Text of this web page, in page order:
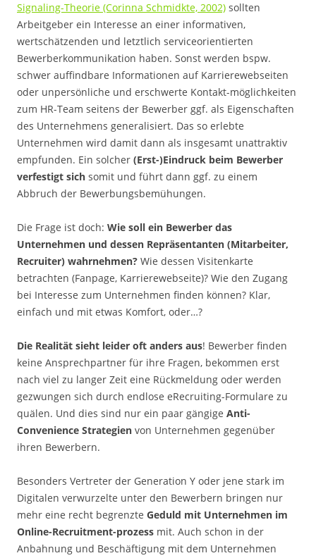
Signaling-Theorie (Corinna Schmidkte, 2002) sollten
Arbeitgeber ein Interesse an einer informativen,
wertschätzenden und letztlich serviceorientierten
Bewerberkommunikation haben. Sonst werden bspw.
schwer auffindbare Informationen auf Karrierewebseiten
oder unpersönliche und erschwerte Kontakt-möglichkeiten
zum HR-Team seitens der Bewerber ggf. als Eigenschaften
des Unternehmens generalisiert. Das so erlebte
Unternehmen wird damit dann als insgesamt unattraktiv
empfunden. Ein solcher (Erst-)Eindruck beim Bewerber
verfestigt sich somit und führt dann ggf. zu einem
Abbruch der Bewerbungsbemühungen.
Die Frage ist doch: Wie soll ein Bewerber das
Unternehmen und dessen Repräsentanten (Mitarbeiter,
Recruiter) wahrnehmen? Wie dessen Visitenkarte
betrachten (Fanpage, Karrierewebseite)? Wie den Zugang
bei Interesse zum Unternehmen finden können? Klar,
einfach und mit etwas Komfort, oder…?
Die Realität sieht leider oft anders aus! Bewerber finden
keine Ansprechpartner für ihre Fragen, bekommen erst
nach viel zu langer Zeit eine Rückmeldung oder werden
gezwungen sich durch endlose eRecruiting-Formulare zu
quälen. Und dies sind nur ein paar gängige Anti-
Convenience Strategien von Unternehmen gegenüber
ihren Bewerbern.
Besonders Vertreter der Generation Y oder jene stark im
Digitalen verwurzelte unter den Bewerbern bringen nur
mehr eine recht begrenzte Geduld mit Unternehmen im
Online-Recruitment-prozess mit. Auch schon in der
Anbahnung und Beschäftigung mit dem Unternehmen